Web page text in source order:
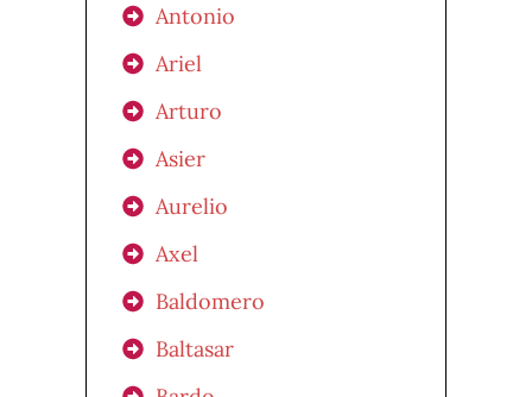
Antonio
Ariel
Arturo
Asier
Aurelio
Axel
Baldomero
Baltasar